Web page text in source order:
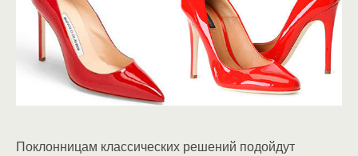
Поклонницам классических решений подойдут